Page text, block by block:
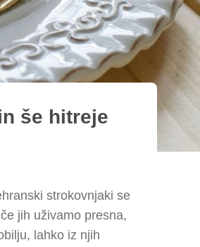
še hitreje
strokovnjaki se
jih uživamo presna,
lahko iz njih